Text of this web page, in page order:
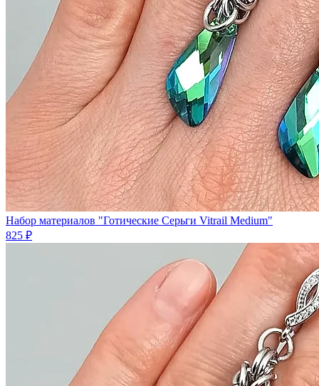
Набор материалов "Готические Серьги Vitrail Medium"
825 ₽